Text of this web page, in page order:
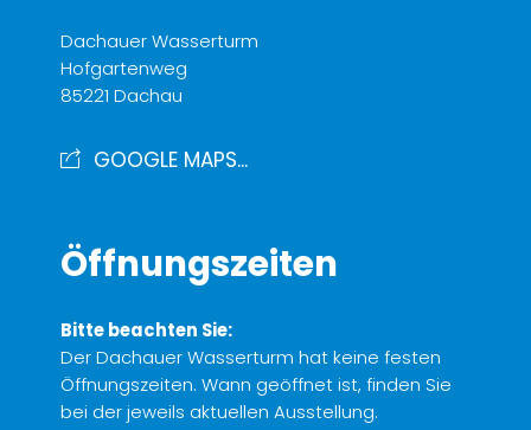
Dachauer Wasserturm
Hofgartenweg
85221 Dachau
GOOGLE MAPS...
Öffnungszeiten
Bitte beachten Sie:
Der Dachauer Wasserturm hat keine festen
Öffnungszeiten. Wann geöffnet ist, finden Sie
bei der jeweils aktuellen Ausstellung.